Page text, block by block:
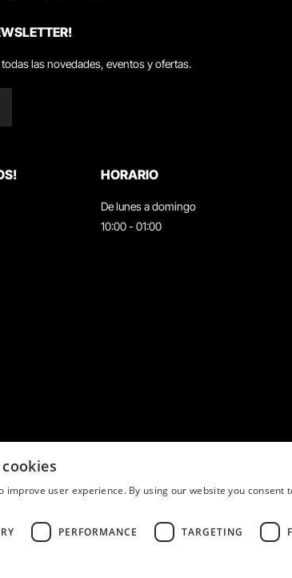
las novedades, eventos y ofertas.
HORARIO
De lunes a domingo
10:00 - 01:00
improve user experience. By using our website you consent
PERFORMANCE TARGETING